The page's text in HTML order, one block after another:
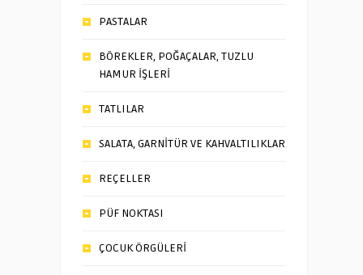
PASTALAR
BÖREKLER, POĞAÇALAR, TUZLU
HAMUR İŞLERİ
TATLILAR
SALATA, GARNİTÜR VE KAHVALTILIKLAR
REÇELLER
PÜF NOKTASI
ÇOCUK ÖRGÜLERİ